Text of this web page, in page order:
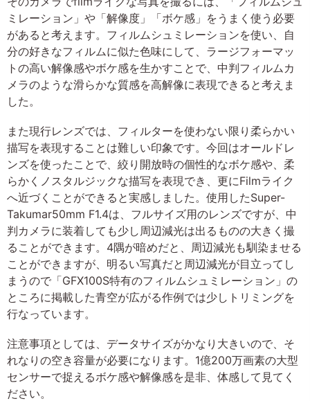
ミレーション」や「解像度」「ボケ感」をうまく使う必要
があると考えます。フィルムシュミレーションを使い、自
分の好きなフィルムに似た色味にして、ラージフォーマッ
トの高い解像感やボケ感を生かすことで、中判フィルムカ
メラのような滑らかな質感を高解像に表現できると考えま
した。
また現行レンズでは、フィルターを使わない限り柔らかい
描写を表現することは難しい印象です。今回はオールドレ
ンズを使ったことで、絞り開放時の個性的なボケ感や、柔
らかくノスタルジックな描写を表現でき、更にFilmライク
へ近づくことができると実感しました。使用したSuper-
Takumar50mm F1.4は、フルサイズ用のレンズですが、中
判カメラに装着しても少し周辺減光は出るものの大きく撮
ることができます。4隅が暗めだと、周辺減光も馴染ませる
ことができますが、明るい写真だと周辺減光が目立ってし
まうので「GFX100S特有のフィルムシュミレーション」の
ところに掲載した青空が広がる作例では少しトリミングを
行なっています。
注意事項としては、データサイズがかなり大きいので、そ
れなりの空き容量が必要になります。1億200万画素の大型
センサーで捉えるボケ感や解像感を是非、体感して見てく
ださい。